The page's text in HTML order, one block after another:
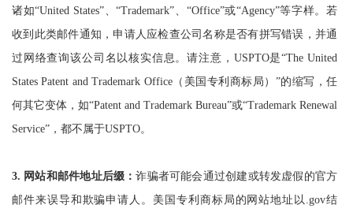
诸如“United States”、“Trademark”、“Office”或“Agency”等字样。若
收到此类邮件通知，申请人应检查公司名称是否有拼写错误，并通
过网络查询该公司名以核实信息。请注意，USPTO是“The United
States Patent and Trademark Office（美国专利商标局）”的缩写，任
何其它变体，如“Patent and Trademark Bureau”或“Trademark Renewal
Service”，都不属于USPTO。
3. 网站和邮件地址后缀：诈骗者可能会通过创建或转发虚假的官方
邮件来误导和欺骗申请人。美国专利商标局的网站地址以.gov结